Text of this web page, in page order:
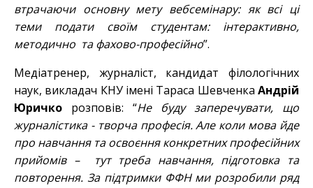
втрачаючи основну мету вебсемінару: як всі ці
теми подати своїм студентам: інтерактивно,
методично та фахово-професійно”.
Медіатренер, журналіст, кандидат філологічних
наук, викладач КНУ імені Тараса Шевченка Андрій
Юричко розповів: “Не буду заперечувати, що
журналістика - творча професія. Але коли мова йде
про навчання та освоєння конкретних професійних
прийомів – тут треба навчання, підготовка та
повторення. За підтримки ФФН ми розробили ряд